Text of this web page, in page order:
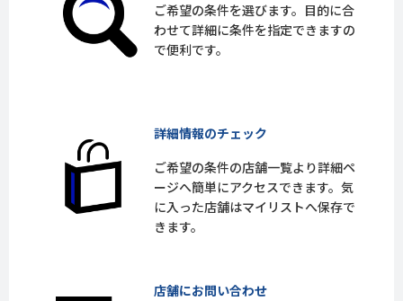
ご希望の条件を選びます。目的に合
わせて詳細に条件を指定できますの
で便利です。
詳細情報のチェック
ご希望の条件の店舗一覧より詳細ペ
ージへ簡単にアクセスできます。気
に入った店舗はマイリストへ保存で
きます。
店舗にお問い合わせ